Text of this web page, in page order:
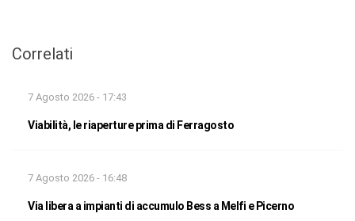
Correlati
7 Agosto 2026 - 17:43
Viabilità, le riaperture prima di Ferragosto
7 Agosto 2026 - 16:48
Via libera a impianti di accumulo Bess a Melfi e Picerno